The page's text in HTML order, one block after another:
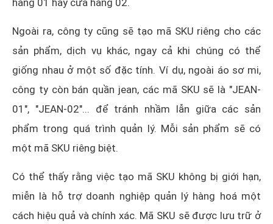
Ngoài ra, công ty cũng sẽ tạo mã SKU riêng cho các
sản phẩm, dịch vụ khác, ngay cả khi chúng có thể
giống nhau ở một số đặc tính. Ví dụ, ngoài áo sơ mi,
công ty còn bán quần jean, các mã SKU sẽ là "JEAN-
01", "JEAN-02"... để tránh nhầm lẫn giữa các sản
phẩm trong quá trình quản lý. Mỗi sản phẩm sẽ có
một mã SKU riêng biệt.
Có thể thấy rằng việc tạo mã SKU không bị giới hạn,
miễn là hỗ trợ doanh nghiệp quản lý hàng hoá một
cách hiệu quả và chính xác. Mã SKU sẽ được lưu trữ ở